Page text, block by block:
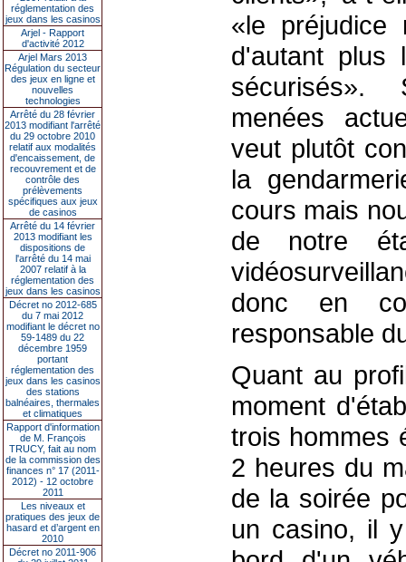
réglementation des
jeux dans les casinos
Arjel - Rapport
d'activité 2012
Arjel Mars 2013
Régulation du secteur
des jeux en ligne et
nouvelles
technologies
Arrêté du 28 février
2013 modifiant l'arrêté
du 29 octobre 2010
relatif aux modalités
d'encaissement, de
recouvrement et de
contrôle des
prélèvements
spécifiques aux jeux
de casinos
Arrêté du 14 février
2013 modifiant les
dispositions de
l'arrêté du 14 mai
2007 relatif à la
réglementation des
jeux dans les casinos
Décret no 2012-685
du 7 mai 2012
modifiant le décret no
59-1489 du 22
décembre 1959
portant
réglementation des
jeux dans les casinos
des stations
balnéaires, thermales
et climatiques
Rapport d'information
de M. François
TRUCY, fait au nom
de la commission des
finances n° 17 (2011-
2012) - 12 octobre
2011
Les niveaux et
pratiques des jeux de
hasard et d’argent en
2010
Décret no 2011-906
«le
d'autant plus
sécurisés».
menées
veut plutôt
la
cours mais
de notre
donc en
responsable
Quant au
moment
trois hommes
2 heures du
de la soirée
un casino, il